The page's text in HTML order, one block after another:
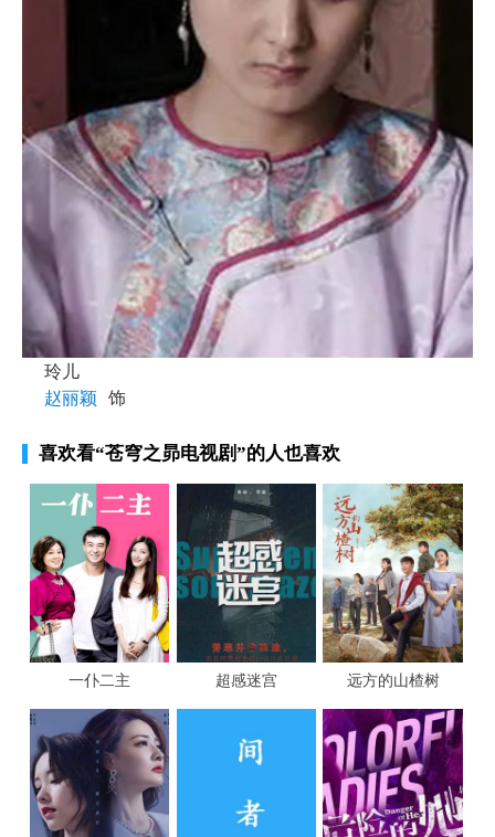
玲儿
赵丽颖 饰
喜欢看“苍穹之昴电视剧”的人也喜欢
一仆二主 超感迷宫 远方的山楂树